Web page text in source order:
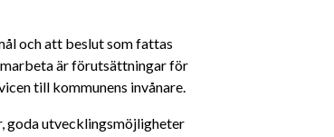
och att beslut som fattas
är förutsättningar för
till kommunens invånare.
goda utvecklingsmöjligheter